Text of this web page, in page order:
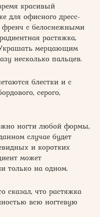
красивый
для офисного дресс-
френч с белоснежными
растяжка,
мерцающим
несколько пальцев.
блестки и с
серого,
ногти любой формы,
случае будет
и коротких
может
только на одном.
сказал, что растяжка
всю ногтевую